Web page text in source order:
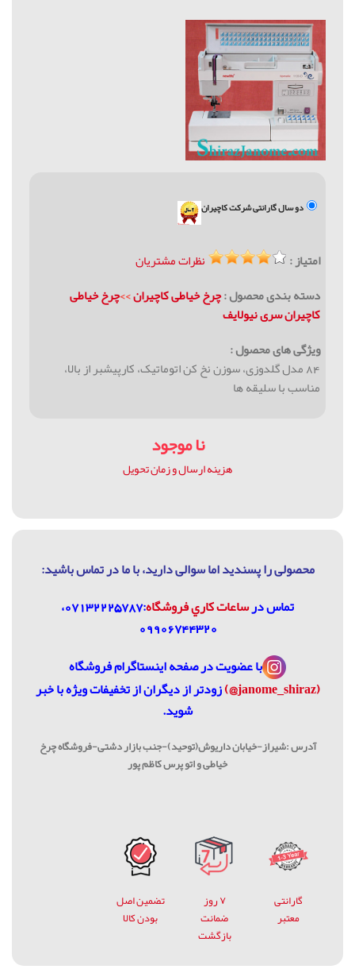
دو سال گارانتی شرکت کاچیران
امتیاز :
نظرات مشتریان
دسته بندی محصول :چرخ خیاطی کاچیران>>چرخ خیاطی
کاچیران سری نیولایف
ویژگی های محصول :
84 مدل گلدوزی، سوزن نخ کن اتوماتیک، کارپیشبر از بالا،
مناسب با سلیقه ها
نا موجود
هزینه ارسال و زمان تحویل
محصولی را پسندید اما سوالی دارید، با ما در تماس باشيد:
تماس درساعات كاري فروشگاه
:07132225787،
09906744320
با عضویت درصفحه اینستاگرام فروشگاه
(janome_shiraz@)
زودتر از دیگران از تخفیفات ویژه با خبر
شوید.
آدرس :شیراز-خیابان داریوش(توحید)-جنب بازار دشتی-فروشگاه چرخ
خیاطی و اتو پرس کاظم پور
گارانتی
معتبر
۷ روز
ضمانت
بازگشت
تضمین اصل
بودن کالا